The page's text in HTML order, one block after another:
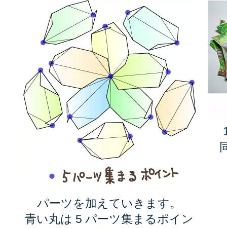
パーツを加えていきます。
青い丸は 5 パーツ集まるポイン